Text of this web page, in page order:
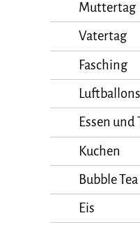
Muttertag
Vatertag
Fasching
Luftballons
Essen und
Kuchen
Bubble Tea
Eis